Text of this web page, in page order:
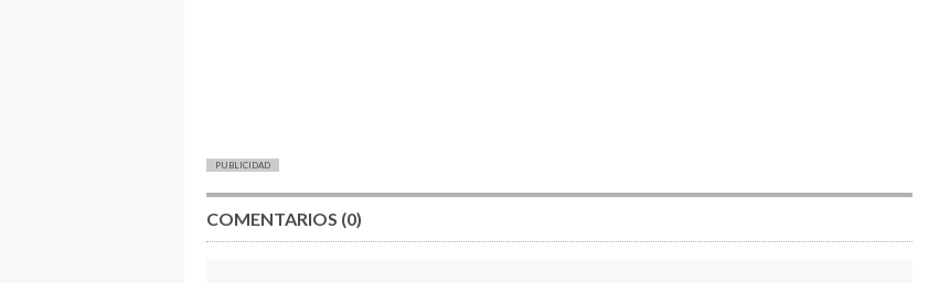
PUBLICIDAD
COMENTARIOS (0)